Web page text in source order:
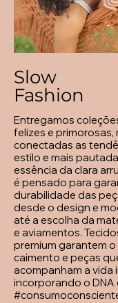
Slow
Fashion
Entregamos
felizes e primorosas,
conectadas as
estilo e mais
essência da clara
é pensado para
durabilidade das
desde o design e
até a escolha da
e aviamentos.
premium garantem
caimento e peças
acompanham a vida
incorporando o DNA